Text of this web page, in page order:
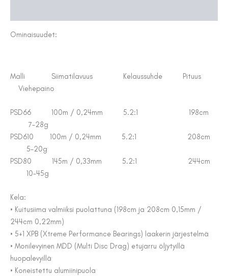
Ominaisuudet:
Malli Siimatilavuus Kelaussuhde Pituus
Viehepaino
PSD66 100m / 0,24mm 5.2:1 198cm
7-28g
PSD610 100m / 0,24mm 5.2:1 208cm
5-20g
PSD80 145m / 0,33mm 5.2:1 244cm
10-45g
Kela:
• Kuitusiima valmiiksi puolattuna (198cm ja 208cm 0,15mm /
244cm 0,22mm)
• 5+1 XPB (Xtreme Performance Bearings) laakerin järjestelmä
• Monilevyinen MDD (Multi Disc Drag) etujarru öljytyillä
huopalevyillä
• Koneistettu alumiinipuola